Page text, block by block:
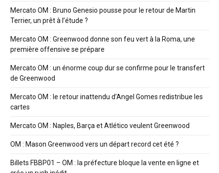
Mercato OM : Bruno Genesio pousse pour le retour de Martin
Terrier, un prêt à l’étude ?
Mercato OM : Greenwood donne son feu vert à la Roma, une
première offensive se prépare
Mercato OM : un énorme coup dur se confirme pour le transfert
de Greenwood
Mercato OM : le retour inattendu d’Angel Gomes redistribue les
cartes
Mercato OM : Naples, Barça et Atlético veulent Greenwood
OM : Mason Greenwood vers un départ record cet été ?
Billets FBBP01 – OM : la préfecture bloque la vente en ligne et